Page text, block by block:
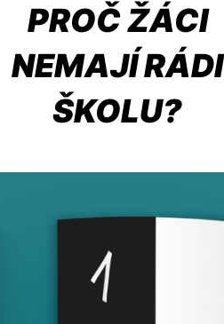
PROČ ŽÁCI
NEMAJÍ RÁDI
ŠKOLU?